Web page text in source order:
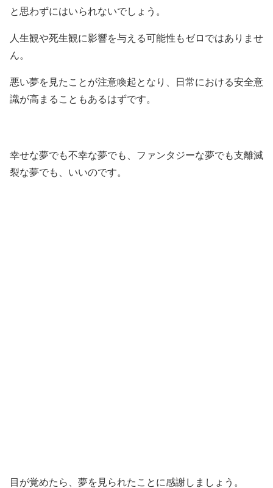
と思わずにはいられないでしょう。
人生観や死生観に影響を与える可能性もゼロではありませ
ん。
悪い夢を見たことが注意喚起となり、日常における安全意
識が高まることもあるはずです。
幸せな夢でも不幸な夢でも、ファンタジーな夢でも支離滅
裂な夢でも、いいのです。
目が覚めたら、夢を見られたことに感謝しましょう。